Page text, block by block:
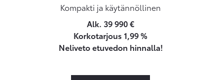
Kompakti ja käytännöllinen
Alk. 39 990 €
Korkotarjous 1,99 %
Neliveto etuvedon hinnalla!